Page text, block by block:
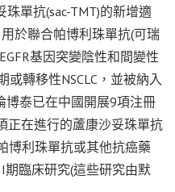
珠單抗(sac-TMT)的新增適
於聯合帕博利珠單抗(可瑞
基因突變陰性和間變性
或轉移性NSCLC，並被納入
博泰已在中國開展9項注冊
正在進行的蘆康沙妥珠單抗
博利珠單抗或其他抗癌藥
臨床研究(這些研究由默